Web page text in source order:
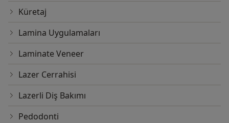
Küretaj
Lamina Uygulamaları
Laminate Veneer
Lazer Cerrahisi
Lazerli Diş Bakımı
Pedodonti